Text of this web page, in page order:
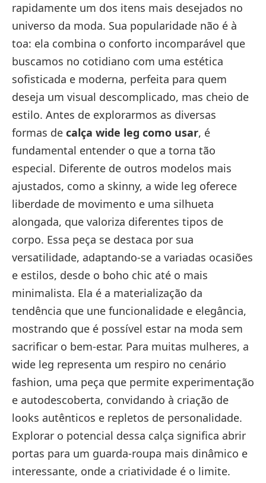
rapidamente um dos itens mais desejados no
universo da moda. Sua popularidade não é à
toa: ela combina o conforto incomparável que
buscamos no cotidiano com uma estética
sofisticada e moderna, perfeita para quem
deseja um visual descomplicado, mas cheio de
estilo. Antes de explorarmos as diversas
formas de calça wide leg como usar, é
fundamental entender o que a torna tão
especial. Diferente de outros modelos mais
ajustados, como a skinny, a wide leg oferece
liberdade de movimento e uma silhueta
alongada, que valoriza diferentes tipos de
corpo. Essa peça se destaca por sua
versatilidade, adaptando-se a variadas ocasiões
e estilos, desde o boho chic até o mais
minimalista. Ela é a materialização da
tendência que une funcionalidade e elegância,
mostrando que é possível estar na moda sem
sacrificar o bem-estar. Para muitas mulheres, a
wide leg representa um respiro no cenário
fashion, uma peça que permite experimentação
e autodescoberta, convidando à criação de
looks autênticos e repletos de personalidade.
Explorar o potencial dessa calça significa abrir
portas para um guarda-roupa mais dinâmico e
interessante, onde a criatividade é o limite.